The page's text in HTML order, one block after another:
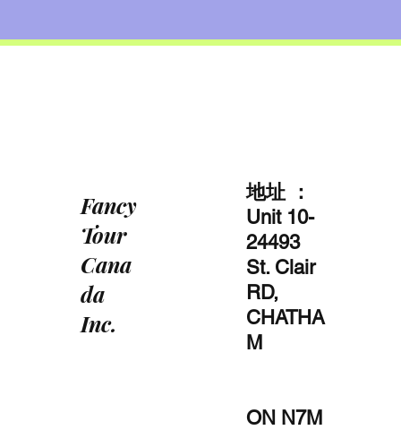
Fancy
Tour
Cana
da
Inc.
地址 ：
Unit 10-
24493
St. Clair
RD,
CHATHA
M
ON N7M